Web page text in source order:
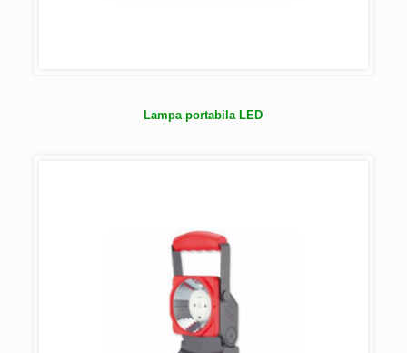
Lampa portabila LED